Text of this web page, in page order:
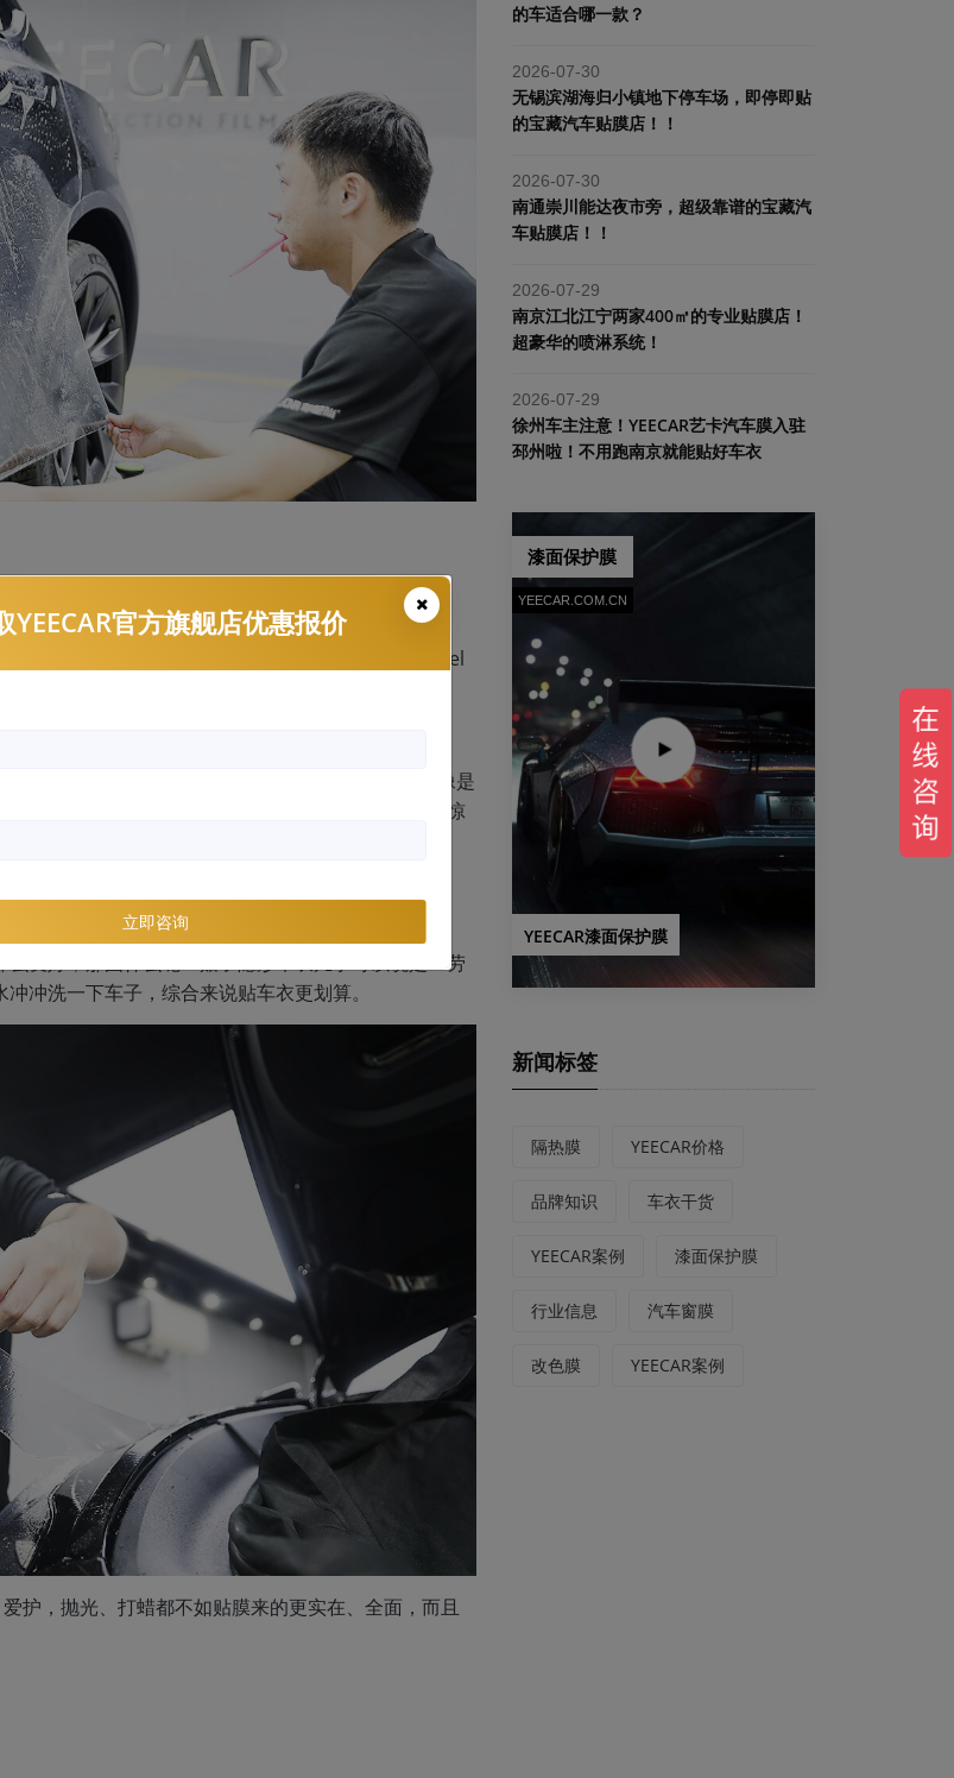
现有补漆的情况，是不是就认为这是一辆事故车了
就不会伤害到原厂车漆，能够保证你的特斯拉Model
只要撕下来你就会发现这简直就是一辆“新车”，就像是
保护这辆车，当某一天撕下来车衣就会收获意外的惊
去保养、多久要更换内饰、多长时间洗一次车，等
友好，那图什么呢？贴了隐形车衣几乎可以说是一劳
冲洗一下车子，综合来说贴车衣更划算。
护，抛光、打蜡都不如贴膜来的更实在、全面，而且
的车适合哪一款？
2026-07-30
​无锡滨湖海归小镇地下停车场，即停即贴
的宝藏汽车贴膜店！！
2026-07-30
南通崇川能达夜市旁，超级靠谱的宝藏汽
车贴膜店！！
2026-07-29
南京江北江宁两家400㎡的专业贴膜店！
超豪华的喷淋系统！
2026-07-29
​徐州车主注意！YEECAR艺卡汽车膜入驻
邳州啦！不用跑南京就能贴好车衣
漆面保护膜
YEECAR.COM.CN
YEECAR漆面保护膜
新闻标签
隔热膜 YEECAR价格
品牌知识 车衣干货
YEECAR案例 漆面保护膜
行业信息 汽车窗膜
改色膜 YEECAR案例
YEECAR官方旗舰店优惠报价
立即咨询